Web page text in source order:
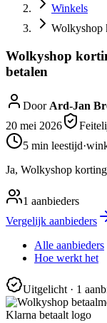
Winkels
Wolkyshop
Wolkyshop
betalen
DoorArd-Jan
20 mei 2026
5 min leestijd·
Ja, Wolkyshop
1 aanbieders
Vergelijk aanbieders
Alle aanbieders
Hoe werkt het
Uitgelicht· 1